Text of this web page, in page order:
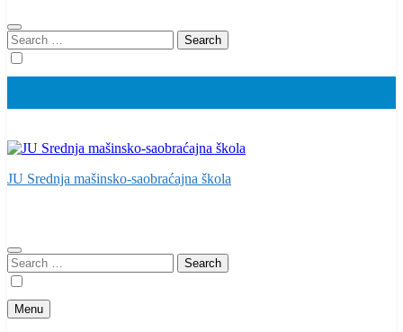
Search
for:
JU Srednja mašinsko-saobraćajna škola
Search
for:
Menu